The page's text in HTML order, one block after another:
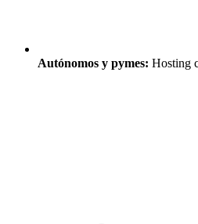
Autónomos y pymes: Hosting